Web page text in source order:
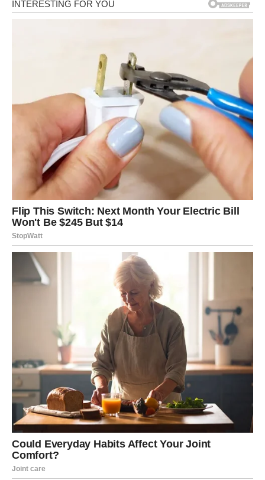
Ljubav vam donosi ogromnu
sreću
Pored finansija, sudbina vam sprema veoma lijepe
trenutke i kada su emocije u pitanju.
Ako ste dugo bili usamljeni ili razočarani, sada dolazi
vrijeme tokom kojeg biste mogli upoznati osobu koja će
vam potpuno promijeniti život.
Jedan susret mogao bi probuditi emocije kakve dugo
Rakovi koji su u vezi mogli bi konačno riješiti probleme
koji ih dugo muče. Pred vama su iskreni razgovori,
mnogo više pažnje i osjećaj da vas partner konačno
razumije onako kako ste dugo željeli.
Jedna želja mogla bi vam se
uskoro ostvariti
Zvijezde pokazuju da će mnogi Rakovi tokom narednog